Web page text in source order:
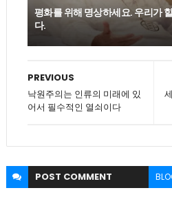
평화를 위해 명상하세요. 우리가
다.
PREVIOUS
낙원주의는 인류의 미래에 있
어서 필수적인 열쇠이다
POST COMMENT